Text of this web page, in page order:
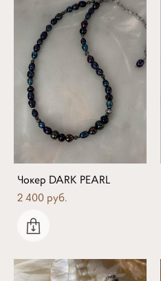
Чокер DARK PEARL
2 400 pуб.